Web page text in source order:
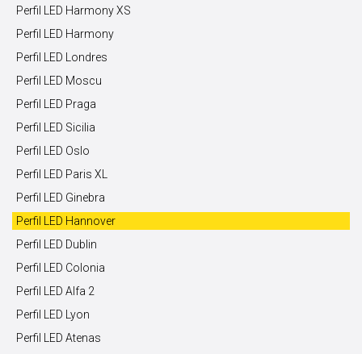
Perfil LED Harmony XS
Perfil LED Harmony
Perfil LED Londres
Perfil LED Moscu
Perfil LED Praga
Perfil LED Sicilia
Perfil LED Oslo
Perfil LED Paris XL
Perfil LED Ginebra
Perfil LED Hannover
Perfil LED Dublin
Perfil LED Colonia
Perfil LED Alfa 2
Perfil LED Lyon
Perfil LED Atenas